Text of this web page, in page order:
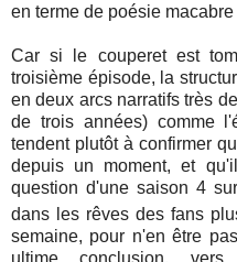
en terme de poésie
Car si le couperet est
troisième épisode, la
en deux arcs narratifs très
de trois années) comme
tendent plutôt à confirmer
depuis un moment, et
question d'une saison 4
dans les rêves des fans
semaine, pour n'en être
ultime conclusion,